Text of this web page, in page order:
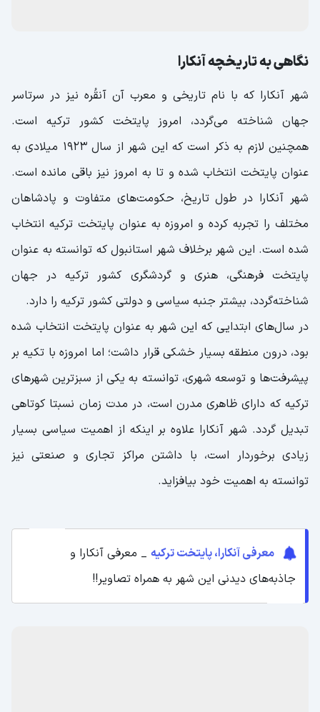
نگاهی به تاریخچه آنکارا
شهر آنکارا که با نام تاریخی و معرب آن آنقُره نیز در سرتاسر
جهان شناخته می‌گردد، امروز پایتخت کشور ترکیه است.
همچنین لازم به ذکر است که این شهر از سال 1923 میلادی به
عنوان پایتخت انتخاب شده و تا به امروز نیز باقی مانده است.
شهر آنکارا در طول تاریخ، حکومت‌های متفاوت و پادشاهان
مختلف را تجربه کرده و امروزه به عنوان پایتخت ترکیه انتخاب
شده ‌است. این شهر برخلاف شهر استانبول که توانسته به عنوان
پایتخت فرهنگی، هنری و گردشگری کشور ترکیه در جهان
شناخته‌گردد، بیشتر جنبه سیاسی و دولتی کشور ترکیه را دارد.
در سال‌های ابتدایی که این شهر به عنوان پایتخت انتخاب شده
‌بود، درون منطقه‌ بسیار خشکی قرار داشت؛ اما امروزه با تکیه بر
پیشرفت‌ها و توسعه شهری، توانسته به یکی از سبزترین شهرهای
ترکیه که دارای ظاهری مدرن است، در مدت زمان نسبتا کوتاهی
تبدیل گردد. شهر آنکارا علاوه بر اینکه از اهمیت سیاسی بسیار
زیادی برخوردار است، با داشتن مراکز تجاری و صنعتی نیز
توانسته به اهمیت خود بیافزاید.
معرفی آنکارا، پایتخت ترکیه _ معرفی آنکارا و
جاذبه‌های دیدنی این شهر به همراه تصاویر!!